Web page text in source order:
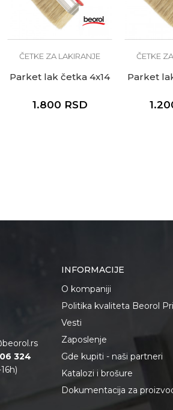
ČETKE ZA LAKIRANJE
Parket lak četka 4x14
1.800 RSD
ČETKE
Parket
324
INFORMACIJE
O kompaniji
Politika kvaliteta Beorol
Vesti
Zaposlenje
Gde kupiti - naši partneri
Katalozi i brošure
Dokumentacija za